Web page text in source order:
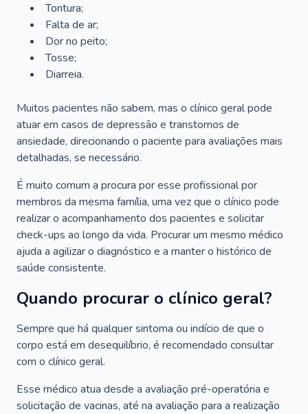
Tontura;
Falta de ar;
Dor no peito;
Tosse;
Diarreia.
Muitos pacientes não sabem, mas o clínico geral pode
atuar em casos de depressão e transtornos de
ansiedade, direcionando o paciente para avaliações mais
detalhadas, se necessário.
É muito comum a procura por esse profissional por
membros da mesma família, uma vez que o clínico pode
realizar o acompanhamento dos pacientes e solicitar
check-ups ao longo da vida. Procurar um mesmo médico
ajuda a agilizar o diagnóstico e a manter o histórico de
saúde consistente.
Quando procurar o clínico geral?
Sempre que há qualquer sintoma ou indício de que o
corpo está em desequilíbrio, é recomendado consultar
com o clínico geral.
Esse médico atua desde a avaliação pré-operatória e
solicitação de vacinas, até na avaliação para a realização